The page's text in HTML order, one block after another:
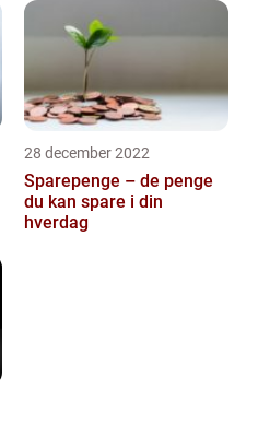
28 december 2022
Sparepenge – de penge
du kan spare i din
hverdag